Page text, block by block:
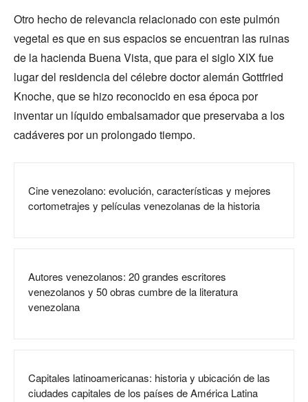
Otro hecho de relevancia relacionado con este pulmón
vegetal es que en sus espacios se encuentran las ruinas
de la hacienda Buena Vista, que para el siglo XIX fue
lugar del residencia del célebre doctor alemán Gottfried
Knoche, que se hizo reconocido en esa época por
inventar un líquido embalsamador que preservaba a los
cadáveres por un prolongado tiempo.
Cine venezolano: evolución, características y mejores
cortometrajes y películas venezolanas de la historia
Autores venezolanos: 20 grandes escritores
venezolanos y 50 obras cumbre de la literatura
venezolana
Capitales latinoamericanas: historia y ubicación de las
ciudades capitales de los países de América Latina